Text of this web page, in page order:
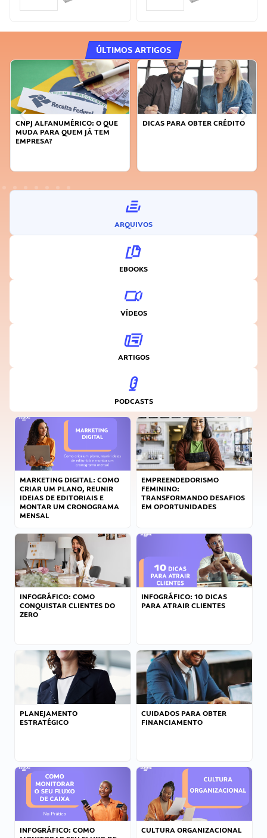
ÚLTIMOS ARTIGOS
DICAS PARA OBTER CRÉDITO
FAÇA A DIFERENÇA: SEJA
ARQUIVOS
EBOOKS
VÍDEOS
ARTIGOS
PODCASTS
MARKETING DIGITAL: COMO
CRIAR UM PLANO, REUNIR
IDEIAS DE EDITORIAIS E
MONTAR UM CRONOGRAMA
MENSAL
EMPREENDEDORISMO
FEMININO:
TRANSFORMANDO DESAFIOS
EM OPORTUNIDADES
INFOGRÁFICO: COMO
CONQUISTAR CLIENTES DO
ZERO
INFOGRÁFICO: 10 DICAS
PARA ATRAIR CLIENTES
PLANEJAMENTO
ESTRATÉGICO
CUIDADOS PARA OBTER
FINANCIAMENTO
INFOGRÁFICO: COMO
CULTURA ORGANIZACIONAL